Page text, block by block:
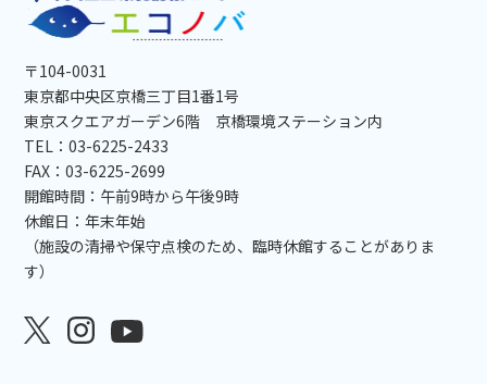
〒104-0031
東京都中央区京橋三丁目1番1号
東京スクエアガーデン6階 京橋環境ステーション内
TEL：03-6225-2433
FAX：03-6225-2699
開館時間：午前9時から午後9時
休館日：年末年始
（施設の清掃や保守点検のため、臨時休館することがありま
す）